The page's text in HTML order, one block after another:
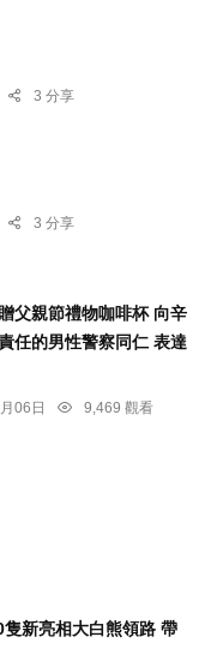
3 分享
3 分享
父親節禮物咖啡杯 向辛
任的男性警察同仁 表達
06日
9,469 觀看
新亮相大白熊領路 帶